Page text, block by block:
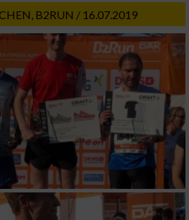
B2RUN / 16.07.2019